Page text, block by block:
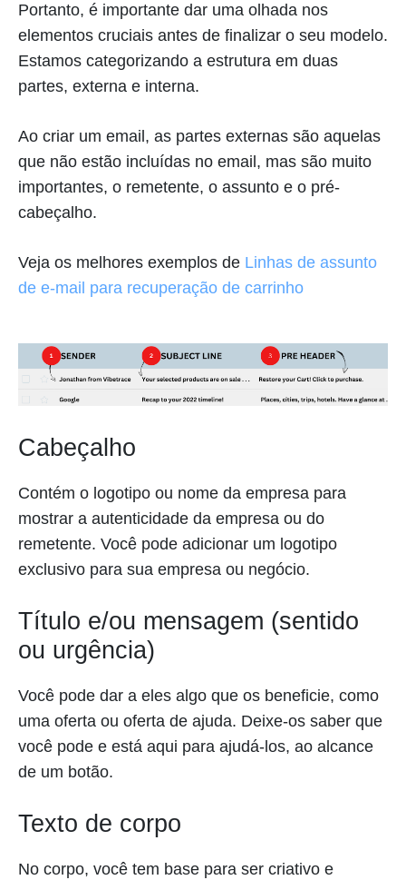
Portanto, é importante dar uma olhada nos
elementos cruciais antes de finalizar o seu modelo.
Estamos categorizando a estrutura em duas
partes, externa e interna.
Ao criar um email, as partes externas são aquelas
que não estão incluídas no email, mas são muito
importantes, o remetente, o assunto e o pré-
cabeçalho.
Veja os melhores exemplos de Linhas de assunto
de e-mail para recuperação de carrinho
Cabeçalho
Contém o logotipo ou nome da empresa para
mostrar a autenticidade da empresa ou do
remetente. Você pode adicionar um logotipo
exclusivo para sua empresa ou negócio.
Título e/ou mensagem (sentido
ou urgência)
Você pode dar a eles algo que os beneficie, como
uma oferta ou oferta de ajuda. Deixe-os saber que
você pode e está aqui para ajudá-los, ao alcance
de um botão.
Texto de corpo
No corpo, você tem base para ser criativo e